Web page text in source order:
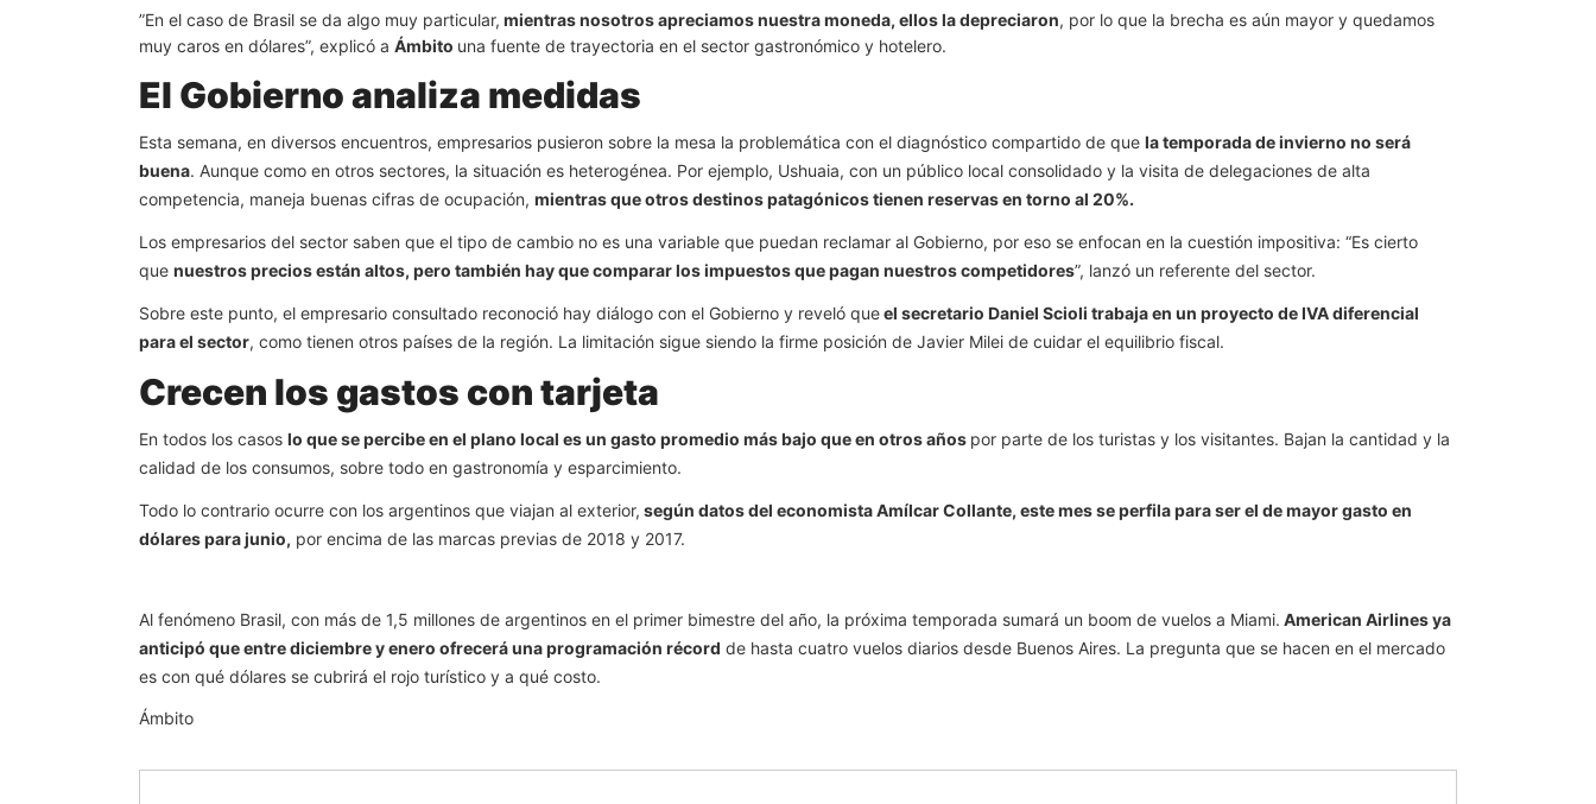
”En el caso de Brasil se da algo muy particular, mientras nosotros apreciamos nuestra moneda, ellos la depreciaron, por lo que la brecha es aún mayor y quedamos
muy caros en dólares”, explicó a Ámbito una fuente de trayectoria en el sector gastronómico y hotelero.
El Gobierno analiza medidas
Esta semana, en diversos encuentros, empresarios pusieron sobre la mesa la problemática con el diagnóstico compartido de que la temporada de invierno no será
buena. Aunque como en otros sectores, la situación es heterogénea. Por ejemplo, Ushuaia, con un público local consolidado y la visita de delegaciones de alta
competencia, maneja buenas cifras de ocupación, mientras que otros destinos patagónicos tienen reservas en torno al 20%.
Los empresarios del sector saben que el tipo de cambio no es una variable que puedan reclamar al Gobierno, por eso se enfocan en la cuestión impositiva: “Es cierto
que nuestros precios están altos, pero también hay que comparar los impuestos que pagan nuestros competidores”, lanzó un referente del sector.
Sobre este punto, el empresario consultado reconoció hay diálogo con el Gobierno y reveló queel secretario Daniel Scioli trabaja en un proyecto de IVA diferencial
para el sector, como tienen otros países de la región. La limitación sigue siendo la firme posición de Javier Milei de cuidar el equilibrio fiscal.
Crecen los gastos con tarjeta
En todos los casos lo que se percibe en el plano local es un gasto promedio más bajo que en otros años por parte de los turistas y los visitantes. Bajan la cantidad y la
calidad de los consumos, sobre todo en gastronomía y esparcimiento.
Todo lo contrario ocurre con los argentinos que viajan al exterior, según datos del economista Amílcar Collante, este mes se perfila para ser el de mayor gasto en
dólares para junio, por encima de las marcas previas de 2018 y 2017.
Al fenómeno Brasil, con más de 1,5 millones de argentinos en el primer bimestre del año, la próxima temporada sumará un boom de vuelos a Miami. American Airlines ya
anticipó que entre diciembre y enero ofrecerá una programación récord de hasta cuatro vuelos diarios desde Buenos Aires. La pregunta que se hacen en el mercado
es con qué dólares se cubrirá el rojo turístico y a qué costo.
Ámbito